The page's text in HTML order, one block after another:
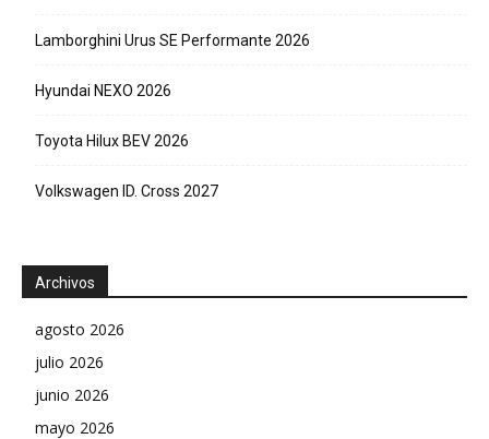
Lamborghini Urus SE Performante 2026
Hyundai NEXO 2026
Toyota Hilux BEV 2026
Volkswagen ID. Cross 2027
Archivos
agosto 2026
julio 2026
junio 2026
mayo 2026